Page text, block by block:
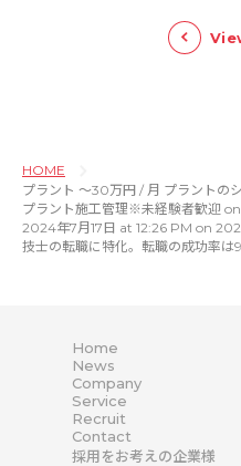
HOME
プラント 〜30万円 / 月 プラントの
プラント施工管理※未経験者歓迎
2024年7月17日 at 12:26 PM on
技士の転職に特化。転職の成功率は
Home
News
Company
Service
Recruit
Contact
採用をお考えの企業様